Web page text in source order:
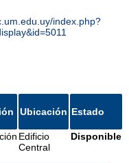
index.php?
Ubicación Estado
Edificio
Central
Disponible